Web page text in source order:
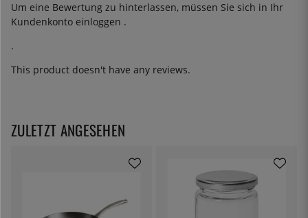
Um eine Bewertung zu hinterlassen, müssen Sie sich in Ihr
Kundenkonto einloggen .
.
This product doesn't have any reviews.
ZULETZT ANGESEHEN